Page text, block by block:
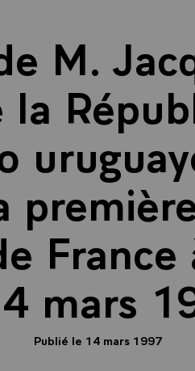
M.
la
mars
Publié le 14 mars 1997